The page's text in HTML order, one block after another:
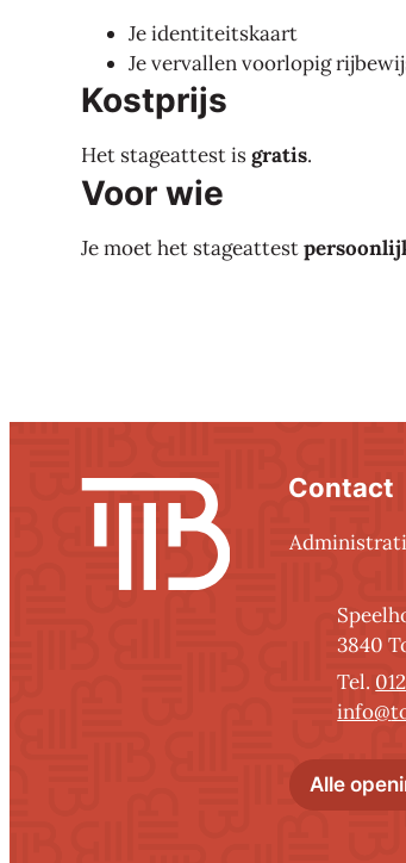
Je identiteitskaart
Je vervallen voorlopig
Kostprijs
Het stageattest isgratis.
Voor wie
Je moet het stageattest
Contact
Contact
Adres
,3840
E-mailinfo@
Alle